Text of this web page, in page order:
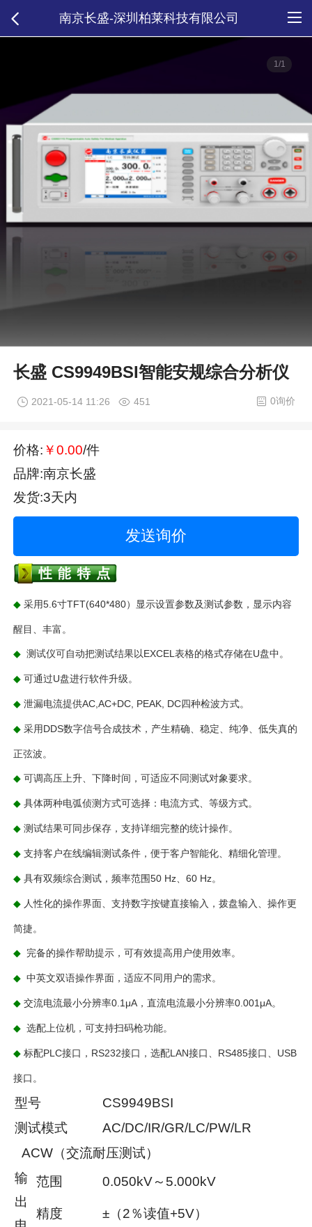
南京长盛-深圳柏莱科技有限公司
1/1
长盛 CS9949BSI智能安规综合分析仪
2021-05-14 11:26 451 0询价
价格: ￥0.00/件
品牌:南京长盛
发货:3天内
发送询价
◆采用5.6寸TFT(640*480）显示设置参数及测试参数，显示内容
醒目、丰富。
◆ 测试仪可自动把测试结果以EXCEL表格的格式存储在U盘中。
◆可通过U盘进行软件升级。
◆泄漏电流提供AC,AC+DC, PEAK, DC四种检波方式。
◆采用DDS数字信号合成技术，产生精确、稳定、纯净、低失真的
正弦波。
◆可调高压上升、下降时间，可适应不同测试对象要求。
◆具体两种电弧侦测方式可选择：电流方式、等级方式。
◆测试结果可同步保存，支持详细完整的统计操作。
◆支持客户在线编辑测试条件，便于客户智能化、精细化管理。
◆具有双频综合测试，频率范围50 Hz、60 Hz。
◆ 人性化的操作界面、支持数字按键直接输入，拨盘输入、操作更
简捷。
◆ 完备的操作帮助提示，可有效提高用户使用效率。
◆ 中英文双语操作界面，适应不同用户的需求。
◆交流电流最小分辨率0.1μA，直流电流最小分辨率0.001μA。
◆ 选配上位机，可支持扫码枪功能。
◆标配PLC接口，RS232接口，选配LAN接口、RS485接口、USB
接口。
型号
CS9949BSI
测试模式
AC/DC/IR/GR/LC/PW/LR
ACW（交流耐压测试）
输
出
范围 0.050kV～5.000kV
精度 ±（2％读值+5V）